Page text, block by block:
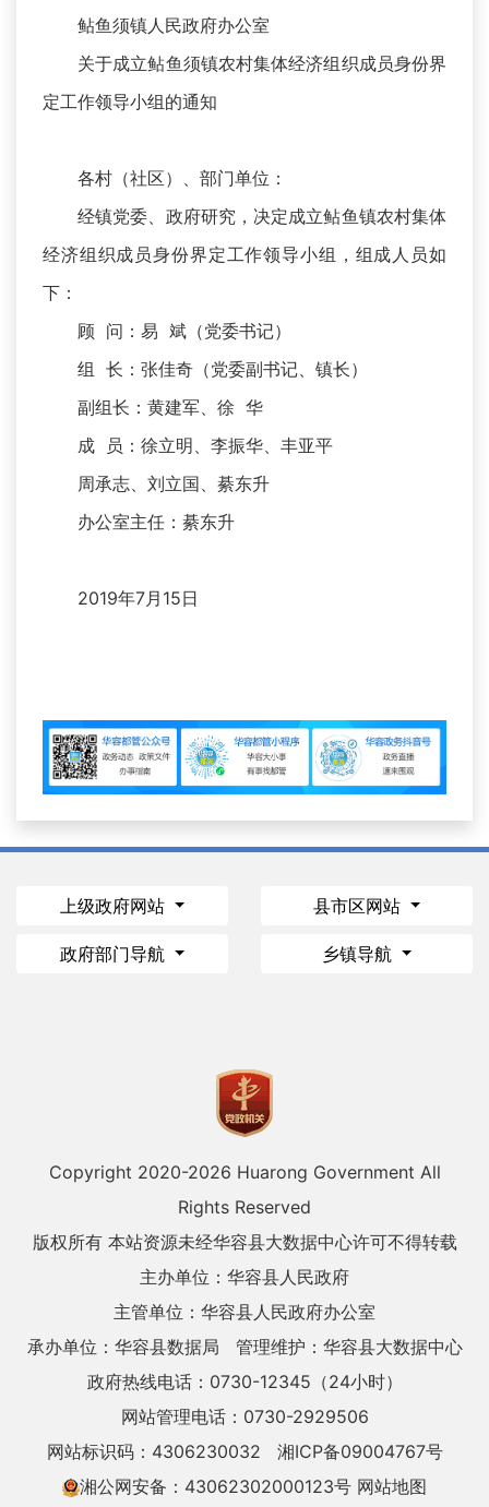
鲇鱼须镇人民政府办公室
关于成立鲇鱼须镇农村集体经济组织成员身份界
定工作领导小组的通知
各村（社区）、部门单位：
经镇党委、政府研究，决定成立鲇鱼镇农村集体
经济组织成员身份界定工作领导小组，组成人员如
下：
顾 问：易 斌（党委书记）
组 长：张佳奇（党委副书记、镇长）
副组长：黄建军、徐 华
成 员：徐立明、李振华、丰亚平
周承志、刘立国、綦东升
办公室主任：綦东升
2019年7月15日
上级政府网站 县市区网站
政府部门导航 乡镇导航
Copyright 2020-2026 Huarong Government All
Rights Reserved
版权所有 本站资源未经华容县大数据中心许可不得转载
主办单位：华容县人民政府
主管单位：华容县人民政府办公室
承办单位：华容县数据局
管理维护：华容县大数据中心
政府热线电话：0730-12345（24小时）
网站管理电话：0730-2929506
网站标识码：4306230032
湘ICP备09004767号
湘公网安备：43062302000123号 网站地图